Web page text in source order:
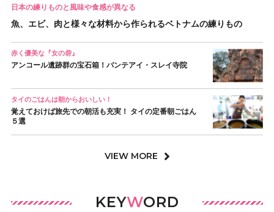
日本の練りものと風味や食感が異なる
魚、エビ、肉と様々な材料から作られるベトナムの練りもの
赤く優美な『女の砦』
アンコール遺跡群の宝石箱！バンテアイ・スレイ寺院
タイのごはんは朝からおいしい！
覚えておけば旅先での朝活も充実！ タイの定番朝ごはん
５選
VIEW MORE
KEYWORD